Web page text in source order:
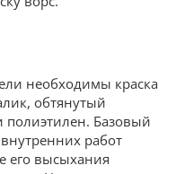
необходимы краска
обтянутый
полиэтилен. Базовый
работ
его высыхания